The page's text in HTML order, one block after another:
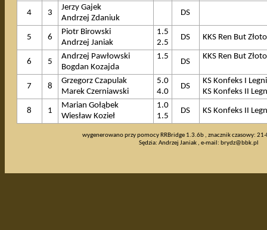
4 3
Jerzy Gajek
DS
Andrzej Zdaniuk
5 6
Piotr Birowski 1.5
DS KKS Ren But
Andrzej Janiak 2.5
6 5
Andrzej Pawłowski 1.5
DS
KKS Ren But
Bogdan Kozajda
7 8
Grzegorz Czapulak 5.0
DS
KS Konfeks I
Marek Czerniawski
4.0 KS Konfeks II
8 1
Marian Gołąbek 1.0
DS KS Konfeks II
Wiesław Kozieł 1.5
wygenerowano przy pomocy RRBridge 1.3.6b , znacznik czasowy:
Sędzia: Andrzej Janiak , e-mail:brydz@bbk.pl